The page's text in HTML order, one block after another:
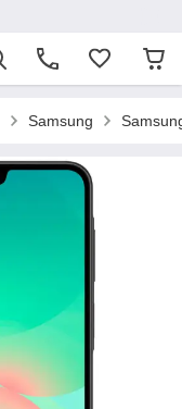
Samsung